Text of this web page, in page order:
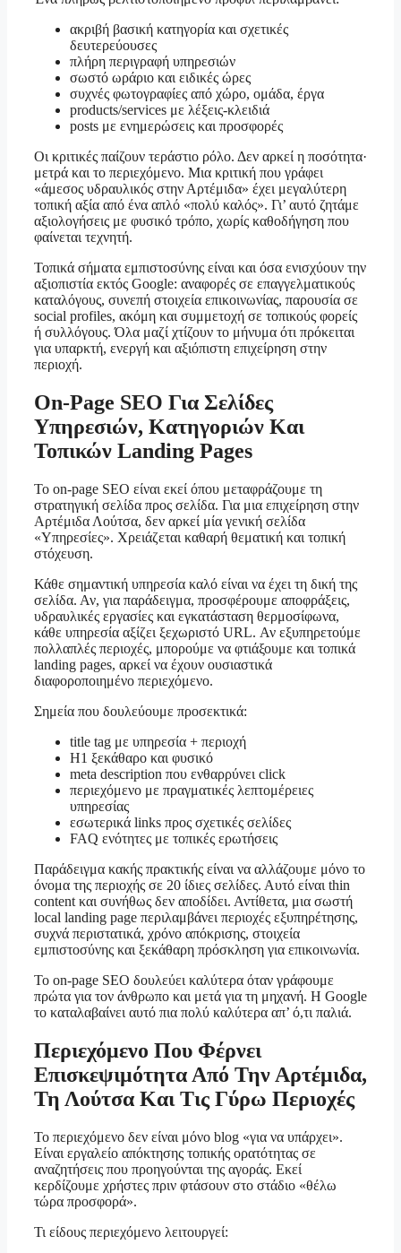
ακριβή βασική κατηγορία και σχετικές
δευτερεύουσες
πλήρη περιγραφή υπηρεσιών
σωστό ωράριο και ειδικές ώρες
συχνές φωτογραφίες από χώρο, ομάδα, έργα
products/services με λέξεις-κλειδιά
posts με ενημερώσεις και προσφορές
Οι κριτικές παίζουν τεράστιο ρόλο. Δεν αρκεί η ποσότητα·
μετρά και το περιεχόμενο. Μια κριτική που γράφει
«άμεσος υδραυλικός στην Αρτέμιδα» έχει μεγαλύτερη
τοπική αξία από ένα απλό «πολύ καλός». Γι’ αυτό ζητάμε
αξιολογήσεις με φυσικό τρόπο, χωρίς καθοδήγηση που
φαίνεται τεχνητή.
Τοπικά σήματα εμπιστοσύνης είναι και όσα ενισχύουν την
αξιοπιστία εκτός Google: αναφορές σε επαγγελματικούς
καταλόγους, συνεπή στοιχεία επικοινωνίας, παρουσία σε
social profiles, ακόμη και συμμετοχή σε τοπικούς φορείς
ή συλλόγους. Όλα μαζί χτίζουν το μήνυμα ότι πρόκειται
για υπαρκτή, ενεργή και αξιόπιστη επιχείρηση στην
περιοχή.
On-Page SEO Για Σελίδες
Υπηρεσιών, Κατηγοριών Και
Τοπικών Landing Pages
Το on-page SEO είναι εκεί όπου μεταφράζουμε τη
στρατηγική σελίδα προς σελίδα. Για μια επιχείρηση στην
Αρτέμιδα Λούτσα, δεν αρκεί μία γενική σελίδα
«Υπηρεσίες». Χρειάζεται καθαρή θεματική και τοπική
στόχευση.
Κάθε σημαντική υπηρεσία καλό είναι να έχει τη δική της
σελίδα. Αν, για παράδειγμα, προσφέρουμε αποφράξεις,
υδραυλικές εργασίες και εγκατάσταση θερμοσίφωνα,
κάθε υπηρεσία αξίζει ξεχωριστό URL. Αν εξυπηρετούμε
πολλαπλές περιοχές, μπορούμε να φτιάξουμε και τοπικά
landing pages, αρκεί να έχουν ουσιαστικά
διαφοροποιημένο περιεχόμενο.
Σημεία που δουλεύουμε προσεκτικά:
title tag με υπηρεσία + περιοχή
H1 ξεκάθαρο και φυσικό
meta description που ενθαρρύνει click
περιεχόμενο με πραγματικές λεπτομέρειες
υπηρεσίας
εσωτερικά links προς σχετικές σελίδες
FAQ ενότητες με τοπικές ερωτήσεις
Παράδειγμα κακής πρακτικής είναι να αλλάζουμε μόνο το
όνομα της περιοχής σε 20 ίδιες σελίδες. Αυτό είναι thin
content και συνήθως δεν αποδίδει. Αντίθετα, μια σωστή
local landing page περιλαμβάνει περιοχές εξυπηρέτησης,
συχνά περιστατικά, χρόνο απόκρισης, στοιχεία
εμπιστοσύνης και ξεκάθαρη πρόσκληση για επικοινωνία.
Το on-page SEO δουλεύει καλύτερα όταν γράφουμε
πρώτα για τον άνθρωπο και μετά για τη μηχανή. Η Google
το καταλαβαίνει αυτό πια πολύ καλύτερα απ’ ό,τι παλιά.
Περιεχόμενο Που Φέρνει
Επισκεψιμότητα Από Την Αρτέμιδα,
Τη Λούτσα Και Τις Γύρω Περιοχές
Το περιεχόμενο δεν είναι μόνο blog «για να υπάρχει».
Είναι εργαλείο απόκτησης τοπικής ορατότητας σε
αναζητήσεις που προηγούνται της αγοράς. Εκεί
κερδίζουμε χρήστες πριν φτάσουν στο στάδιο «θέλω
τώρα προσφορά».
Τι είδους περιεχόμενο λειτουργεί: